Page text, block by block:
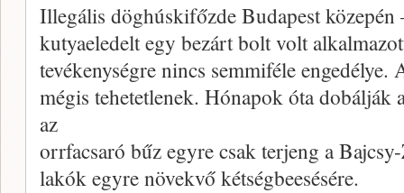
Illegális döghúskifőzde Budapest
kutyaeledelt egy bezárt bolt volt
tevékenységre nincs semmiféle
mégis tehetetlenek. Hónapok óta dobálják
az
orrfacsaró bűz egyre csak terjeng a
lakók egyre növekvő kétségbeesésére.